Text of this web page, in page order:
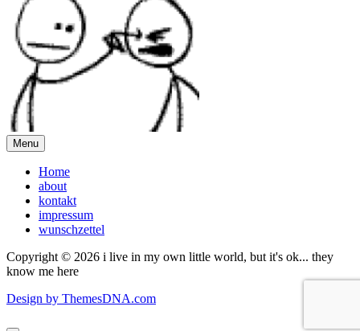
Menu
Home
about
kontakt
impressum
wunschzettel
Copyright © 2026 i live in my own little world, but it's ok... they
know me here
Design by ThemesDNA.com